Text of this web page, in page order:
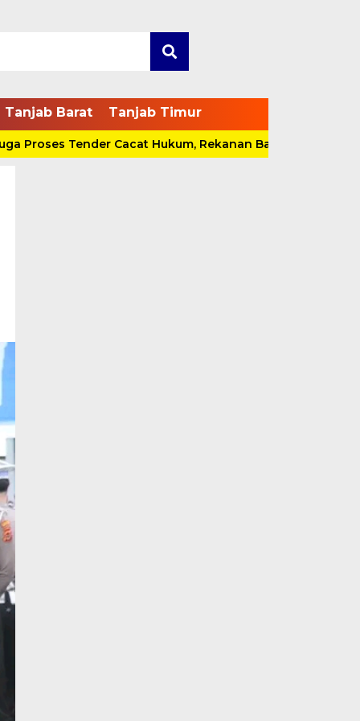
Tanjab Barat Tanjab Timur
Tender Cacat Hukum, Rekanan Bakal Pidanakan Pokja